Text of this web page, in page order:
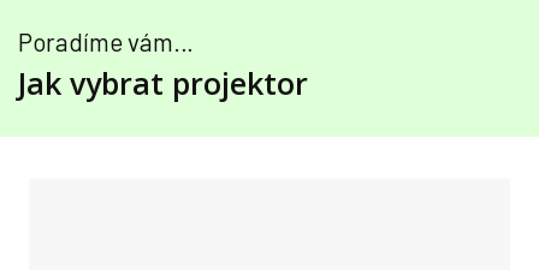
Poradíme vám…
Jak vybrat projektor